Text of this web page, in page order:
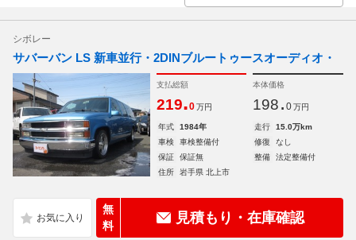
シボレー
サバーバン LS 新車並行・2DINブルートゥースオーディオ・
支払総額
219.0 万円
本体価格
198. 0 万円
年式 1984年 走行
15.0万km
車検
車検整備付 修復
なし
保証
保証無 整備
法定整備付
住所
岩手県 北上市
無
料
見積もり・在庫確認